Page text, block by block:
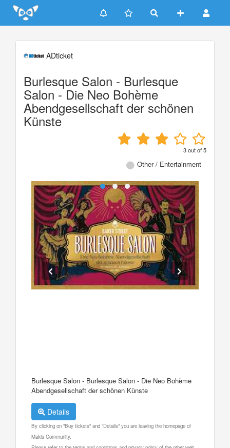
Update cookies preferences
ADticket
Burlesque Salon - Burlesque
Salon - Die Neo Bohème
Abendgesellschaft der schönen
Künste
3out of5
Other / Entertainment
Burlesque Salon - Burlesque Salon - Die Neo Bohème
Abendgesellschaft der schönen Künste
Details
By clicking on "Buy tickets" and "Details" you are leaving the homepage of
Makis Community.